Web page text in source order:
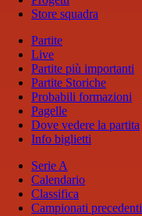
Store squadra
Partite
Live
Partite più importanti
Partite Storiche
Probabili formazioni
Pagelle
Dove vedere la partita
Info biglietti
Serie A
Calendario
Classifica
Campionati precedenti